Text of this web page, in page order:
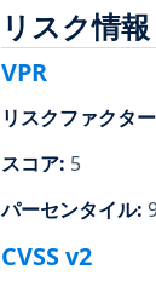
リスク情報
VPR
リスクファクター
スコア: 5
パーセンタイル:
CVSS v2